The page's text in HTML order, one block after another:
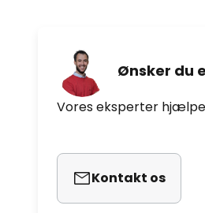
Ønsker du
Vores eksperter
Kontakt os